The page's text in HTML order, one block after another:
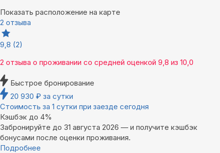
Показать расположение на карте
2 отзыва
9,8 (2)
2 отзыва о проживании со средней оценкой 9,8 из 10,0
Быстрое бронирование
20 930 ₽ за сутки
Стоимость за 1 сутки при заезде сегодня
Кэшбэк до 4%
Забронируйте до 31 августа 2026 — и получите кэшбэк
бонусами после оценки проживания.
Подробнее